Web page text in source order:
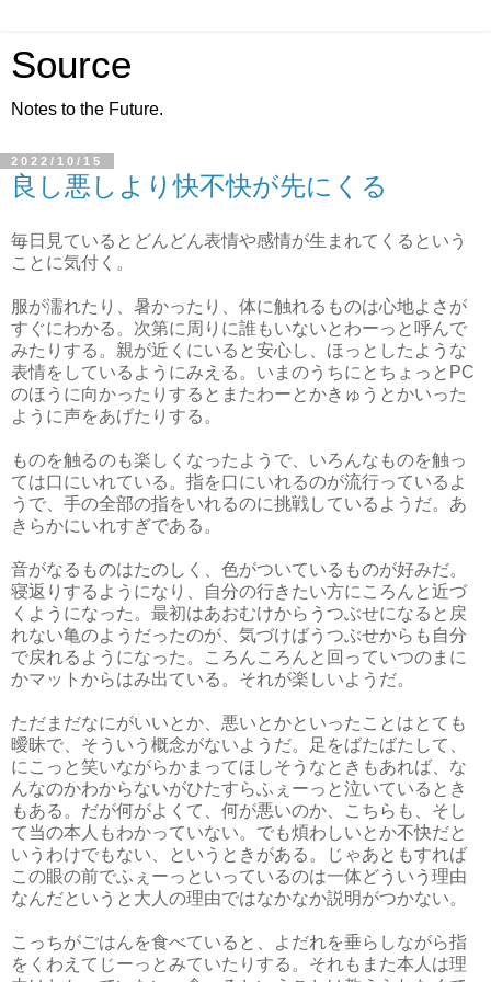
Source
Notes to the Future.
2022/10/15
良し悪しより快不快が先にくる
毎日見ているとどんどん表情や感情が生まれてくるという
ことに気付く。
服が濡れたり、暑かったり、体に触れるものは心地よさが
すぐにわかる。次第に周りに誰もいないとわーっと呼んで
みたりする。親が近くにいると安心し、ほっとしたような
表情をしているようにみえる。いまのうちにとちょっとPC
のほうに向かったりするとまたわーとかきゅうとかいった
ように声をあげたりする。
ものを触るのも楽しくなったようで、いろんなものを触っ
ては口にいれている。指を口にいれるのが流行っているよ
うで、手の全部の指をいれるのに挑戦しているようだ。あ
きらかにいれすぎである。
音がなるものはたのしく、色がついているものが好みだ。
寝返りするようになり、自分の行きたい方にころんと近づ
くようになった。最初はあおむけからうつぶせになると戻
れない亀のようだったのが、気づけばうつぶせからも自分
で戻れるようになった。ころんころんと回っていつのまに
かマットからはみ出ている。それが楽しいようだ。
ただまだなにがいいとか、悪いとかといったことはとても
曖昧で、そういう概念がないようだ。足をばたばたして、
にこっと笑いながらかまってほしそうなときもあれば、な
んなのかわからないがひたすらふぇーっと泣いているとき
もある。だが何がよくて、何が悪いのか、こちらも、そし
て当の本人もわかっていない。でも煩わしいとか不快だと
いうわけでもない、というときがある。じゃあともすれば
この眼の前でふぇーっといっているのは一体どういう理由
なんだというと大人の理由ではなかなか説明がつかない。
こっちがごはんを食べていると、よだれを垂らしながら指
をくわえてじーっとみていたりする。それもまた本人は理